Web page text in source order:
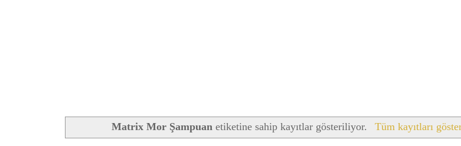
Matrix Mor Şampuan etiketine sahip kayıtlar gösteriliyor. Tüm kayıtları